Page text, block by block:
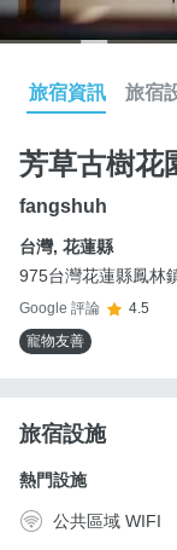
旅宿資訊 旅宿
芳草古樹花
fangshuh
台灣, 花蓮縣
975台灣花蓮縣鳳林
Google 評論
4.5
寵物友善
旅宿設施
熱門設施
公共區域 WIFI